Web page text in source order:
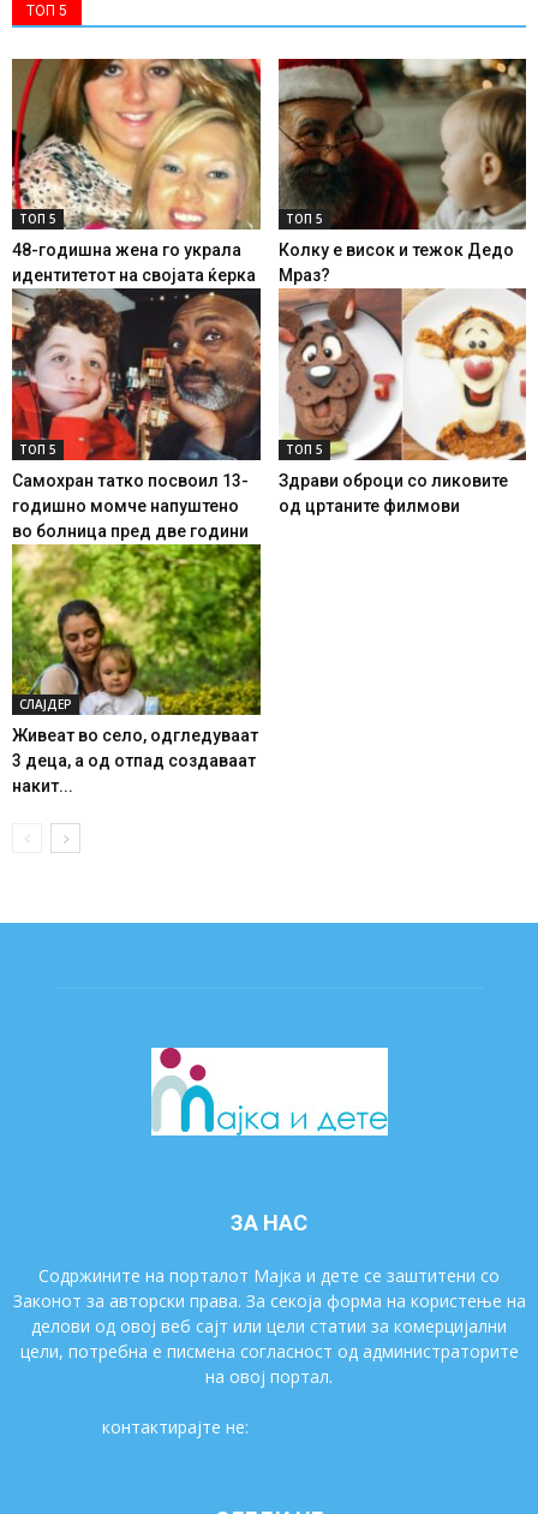
ТОП 5
ТОП 5
48-годишна жена го украла
идентитетот на својата ќерка
ТОП 5
Колку е висок и тежок Дедо
Мраз?
ТОП 5
Самохран татко посвоил 13-
годишно момче напуштено
во болница пред две години
ТОП 5
Здрави оброци со ликовите
од цртаните филмови
СЛАЈДЕР
Живеат во село, одгледуваат
3 деца, а од отпад создаваат
накит...
ЗА НАС
Содржините на порталот Мајка и дете се заштитени со
Законот за авторски права. За секоја форма на користење на
делови од овој веб сајт или цели статии за комерцијални
цели, потребна е писмена согласност од администраторите
на овој портал.
контактирајте не: